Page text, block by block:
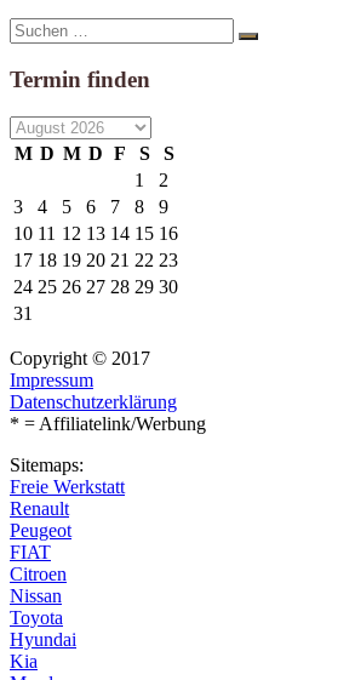
Suche
nach:
Suchen
Termin finden
M D M D F S
S
1
2
3
4 5 6 7 8
9
10 11 12 13 14 15 16
17 18 19 20 21 22 23
24 25 26 27 28 29 30
31
Copyright © 2017
Impressum
Datenschutzerklärung
* = Affiliatelink/Werbung
Sitemaps:
Freie Werkstatt
Renault
Peugeot
FIAT
Citroen
Nissan
Toyota
Hyundai
Kia